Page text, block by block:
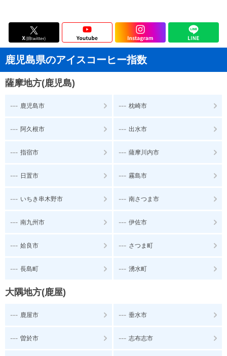
鹿児島県のアイスコーヒー指数
薩摩地方(鹿児島)
--- 鹿児島市 --- 枕崎市
--- 阿久根市 --- 出水市
--- 指宿市 --- 薩摩川内市
--- 日置市 --- 霧島市
--- いちき串木野市 --- 南さつま市
--- 南九州市 --- 伊佐市
--- 姶良市 --- さつま町
--- 長島町 --- 湧水町
大隅地方(鹿屋)
--- 鹿屋市 --- 垂水市
--- 曽於市 --- 志布志市